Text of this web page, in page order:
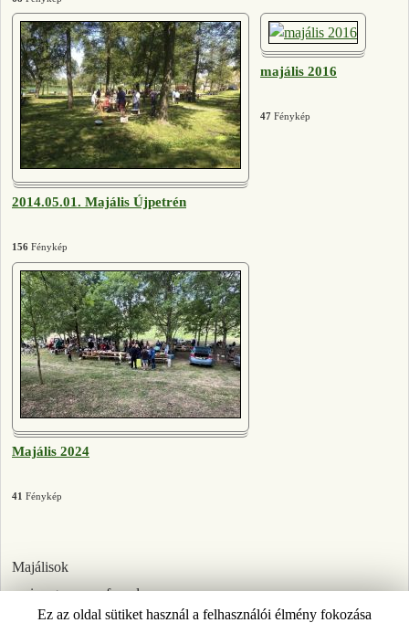
2014.05.01. Majális Újpetrén
156 Fénykép
majális 2016
47 Fénykép
Majális 2024
41 Fénykép
Majálisok
no images were found
Ez az oldal sütiket használ a felhasználói élmény fokozása